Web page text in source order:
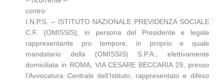
contro
I.N.P.S. – ISTITUTO NAZIONALE PREVIDENZA SOCIALE
C.F. (OMISSIS), in persona del Presidente e legale
rappresentante pro tempore, in proprio e quale
mandatario della (OMISSIS) S.P.A., elettivamente
domiciliata in ROMA, VIA CESARE BECCARIA 29, presso
l’Avvocatura Centrale dell’Istituto, rappresentato e difeso